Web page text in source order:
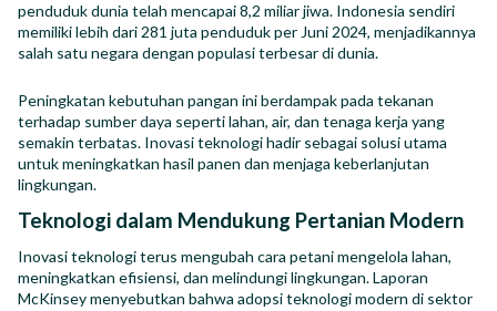
ID EN
penduduk dunia telah mencapai 8,2 miliar jiwa. Indonesia sendiri
memiliki lebih dari 281 juta penduduk per Juni 2024, menjadikannya
salah satu negara dengan populasi terbesar di dunia.
Peningkatan kebutuhan pangan ini berdampak pada tekanan
terhadap sumber daya seperti lahan, air, dan tenaga kerja yang
semakin terbatas. Inovasi teknologi hadir sebagai solusi utama
untuk meningkatkan hasil panen dan menjaga keberlanjutan
lingkungan.
Teknologi dalam Mendukung Pertanian Modern
Inovasi teknologi terus mengubah cara petani mengelola lahan,
meningkatkan efisiensi, dan melindungi lingkungan. Laporan
McKinsey menyebutkan bahwa adopsi teknologi modern di sektor